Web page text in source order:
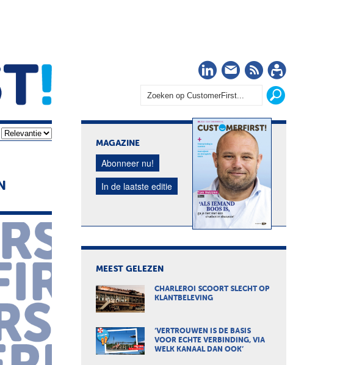
LinkedIn
Nieuwsbrief
RSS
MAGAZINE
Abonneer nu!
In de laatste editie
MEEST GELEZEN
CHARLEROI SCOORT SLECHT OP
KLANTBELEVING
‘VERTROUWEN IS DE BASIS
VOOR ECHTE VERBINDING, VIA
WELK KANAAL DAN OOK’